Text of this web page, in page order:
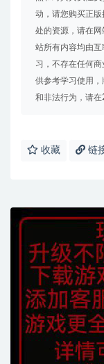
动，请您购买正
处的资源，请在
站所有内容均由
习，不存在任何
供参考学习使用
和非法行为，请
收藏 链